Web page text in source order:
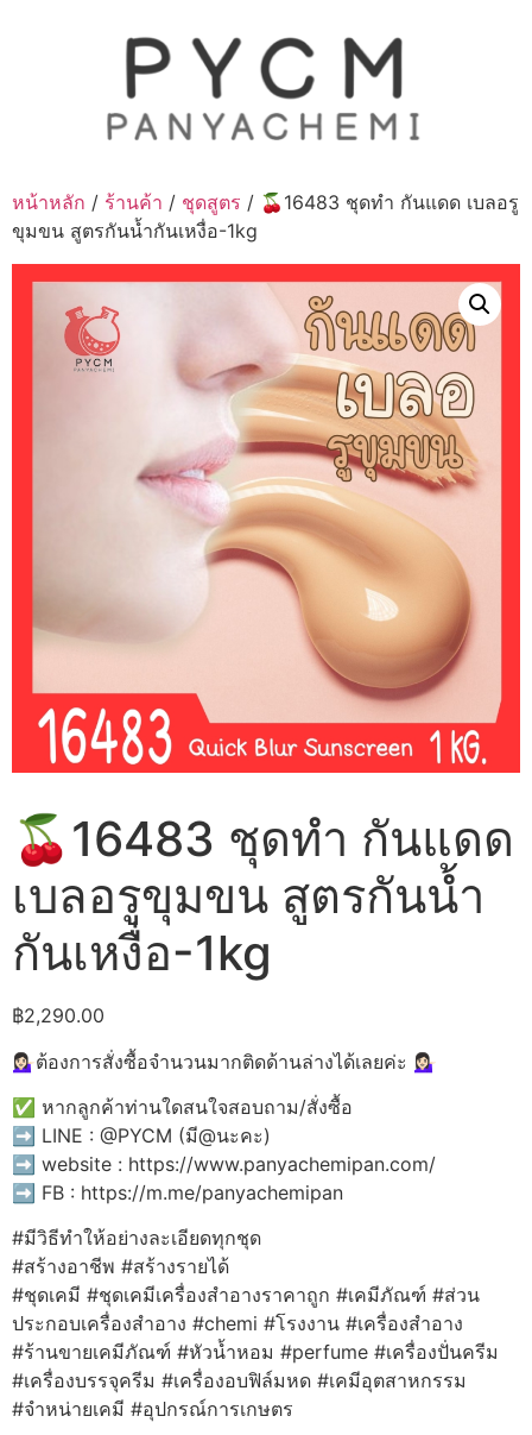
หน้าหลัก / ร้านค้า / ชุดสูตร / 🍒16483 ชุดทำ กันแดด เบลอรู
ขุมขน สูตรกันน้ำกันเหงื่อ-1kg
🍒16483 ชุดทำ กันแดด
เบลอรูขุมขน สูตรกันน้ำ
กันเหงื่อ-1kg
฿2,290.00
💁🏻‍♀️ต้องการสั่งซื้อจำนวนมากติดด้านล่างได้เลยค่ะ 💁🏻‍♀️
✅ หากลูกค้าท่านใดสนใจสอบถาม/สั่งซื้อ
➡️ LINE : @PYCM (มี@นะคะ)
➡️ website : https://www.panyachemipan.com/
➡️ FB : https://m.me/panyachemipan
#มีวิธีทำให้อย่างละเอียดทุกชุด
#สร้างอาชีพ #สร้างรายได้
#ชุดเคมี #ชุดเคมีเครื่องสำอางราคาถูก #เคมีภัณฑ์ #ส่วน
ประกอบเครื่องสำอาง #chemi #โรงงาน #เครื่องสำอาง
#ร้านขายเคมีภัณฑ์ #หัวน้ำหอม #perfume #เครื่องปั่นครีม
#เครื่องบรรจุครีม #เครื่องอบฟิล์มหด #เคมีอุตสาหกรรม
#จำหน่ายเคมี #อุปกรณ์การเกษตร